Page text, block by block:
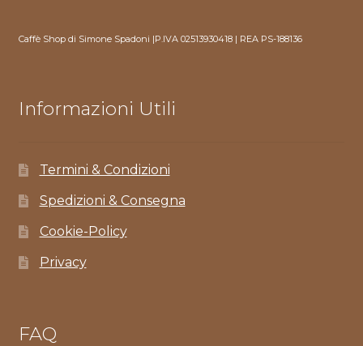
Caffè Shop di Simone Spadoni |P.IVA 02513930418 | REA PS-188136
Informazioni Utili
Termini & Condizioni
Spedizioni & Consegna
Cookie-Policy
Privacy
FAQ